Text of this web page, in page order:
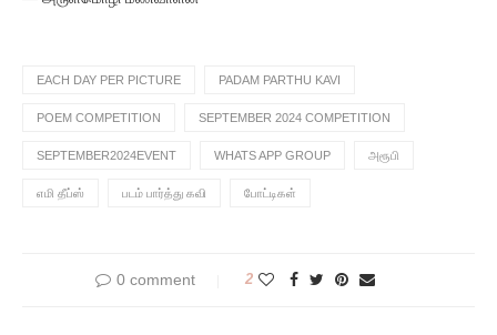
EACH DAY PER PICTURE PADAM PARTHU KAVI
POEM COMPETITION SEPTEMBER 2024 COMPETITION
SEPTEMBER2024EVENT WHATS APP GROUP அரூபி
எமி தீப்ஸ் படம் பார்த்து கவி போட்டிகள்
0 comment 2